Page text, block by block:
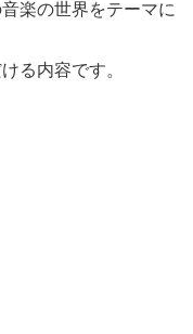
楽の世界をテーマに
る内容です。